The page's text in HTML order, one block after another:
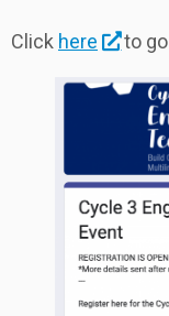
Click here to